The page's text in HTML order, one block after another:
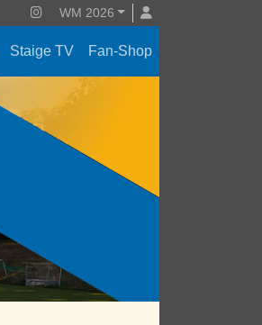
WM 2026
Staige TV Fan-Shop